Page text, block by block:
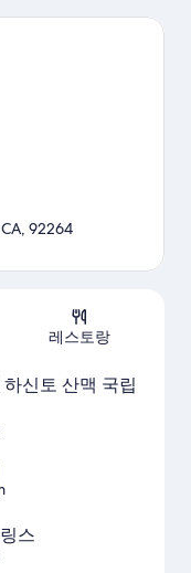
를 찾아보고 시간을 내
92264
레스토랑
신토 산맥 국립
스